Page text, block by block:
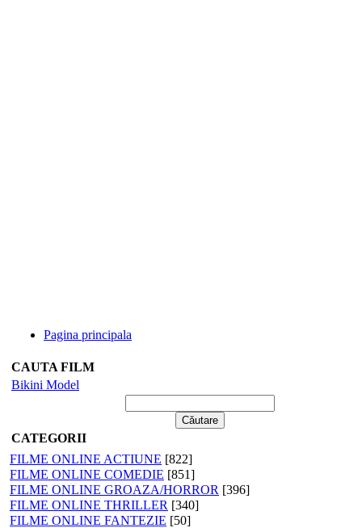
Pagina principala
CAUTA FILM
Bikini Model
CATEGORII
FILME ONLINE ACTIUNE [822]
FILME ONLINE COMEDIE [851]
FILME ONLINE GROAZA/HORROR [396]
FILME ONLINE THRILLER [340]
FILME ONLINE FANTEZIE [50]